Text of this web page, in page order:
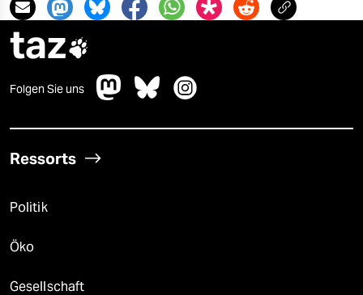
taz
Folgen Sie uns
Ressorts
Politik
Öko
Gesellschaft